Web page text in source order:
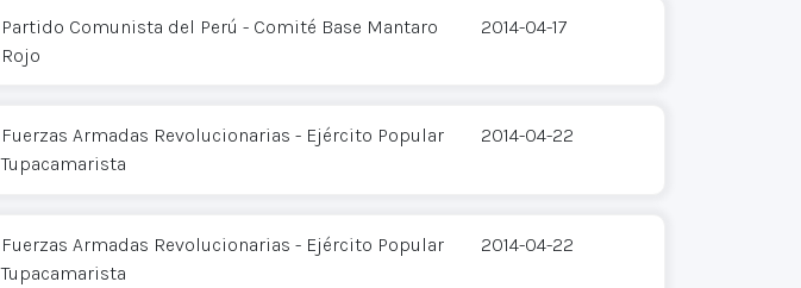
Partido Comunista del Perú - Comité Base Mantaro
Rojo
2014-04-17
Fuerzas Armadas Revolucionarias - Ejército Popular
Tupacamarista
2014-04-22
Fuerzas Armadas Revolucionarias - Ejército Popular
Tupacamarista
2014-04-22